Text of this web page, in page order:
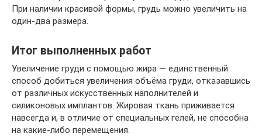
При наличии красивой формы, грудь можно увеличить на
один-два размера.
Итог выполненных работ
Увеличение груди с помощью жира — единственный
способ добиться увеличения объёма груди, отказавшись
от различных искусственных наполнителей и
силиконовых имплантов. Жировая ткань приживается
навсегда и, в отличие от специальных гелей, не способна
на какие-либо перемещения.